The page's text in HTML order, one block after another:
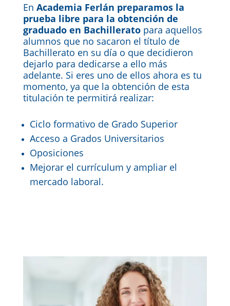
En Academia Ferlán preparamos la
prueba libre para la obtención de
graduado en Bachilleratopara aquellos
alumnos que no sacaron el título de
Bachillerato en su día o que decidieron
dejarlo para dedicarse a ello más
adelante. Si eres uno de ellos ahora es tu
momento, ya que la obtención de esta
titulación te permitirá realizar:
Ciclo formativo de Grado Superior
Acceso a Grados Universitarios
Oposiciones
Mejorar el currículum y ampliar el
mercado laboral.